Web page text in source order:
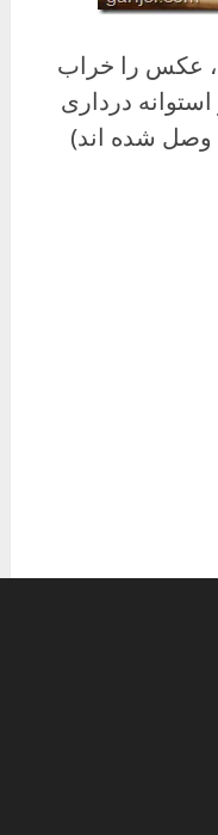
عکس را خراب
درداری
وصل شده اند)